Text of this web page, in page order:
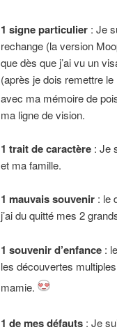
1 signe particulier: Je
rechange (la version
que dès que j’ai vu un
(après je dois remettre
avec ma mémoire de
ma ligne de vision.
1 trait de caractère: Je
et ma famille.
1 mauvais souvenir: le
j’ai du quitté mes 2
1 souvenir d’enfance:
les découvertes
mamie.
1 de mes défauts: Je